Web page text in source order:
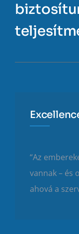
“Az
vannak – és
ahová a